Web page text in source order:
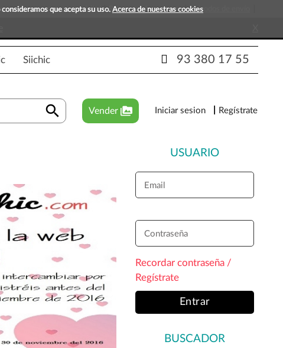
que acepta su uso. Acerca de nuestras cookies
que esperan tu visita! Preguntas frecuentes Métodos de envío
Siichic 93 380 17 55
search Vender perm_media Iniciar sesion Regístrate
USUARIO
Email
Contraseña
Recordar contraseña /
Regístrate
Entrar
BUSCADOR